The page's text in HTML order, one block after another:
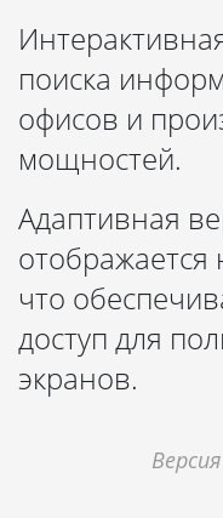
поиска
офисов и
мощностей.
Адаптивная
отображается
что
доступ для
экранов.